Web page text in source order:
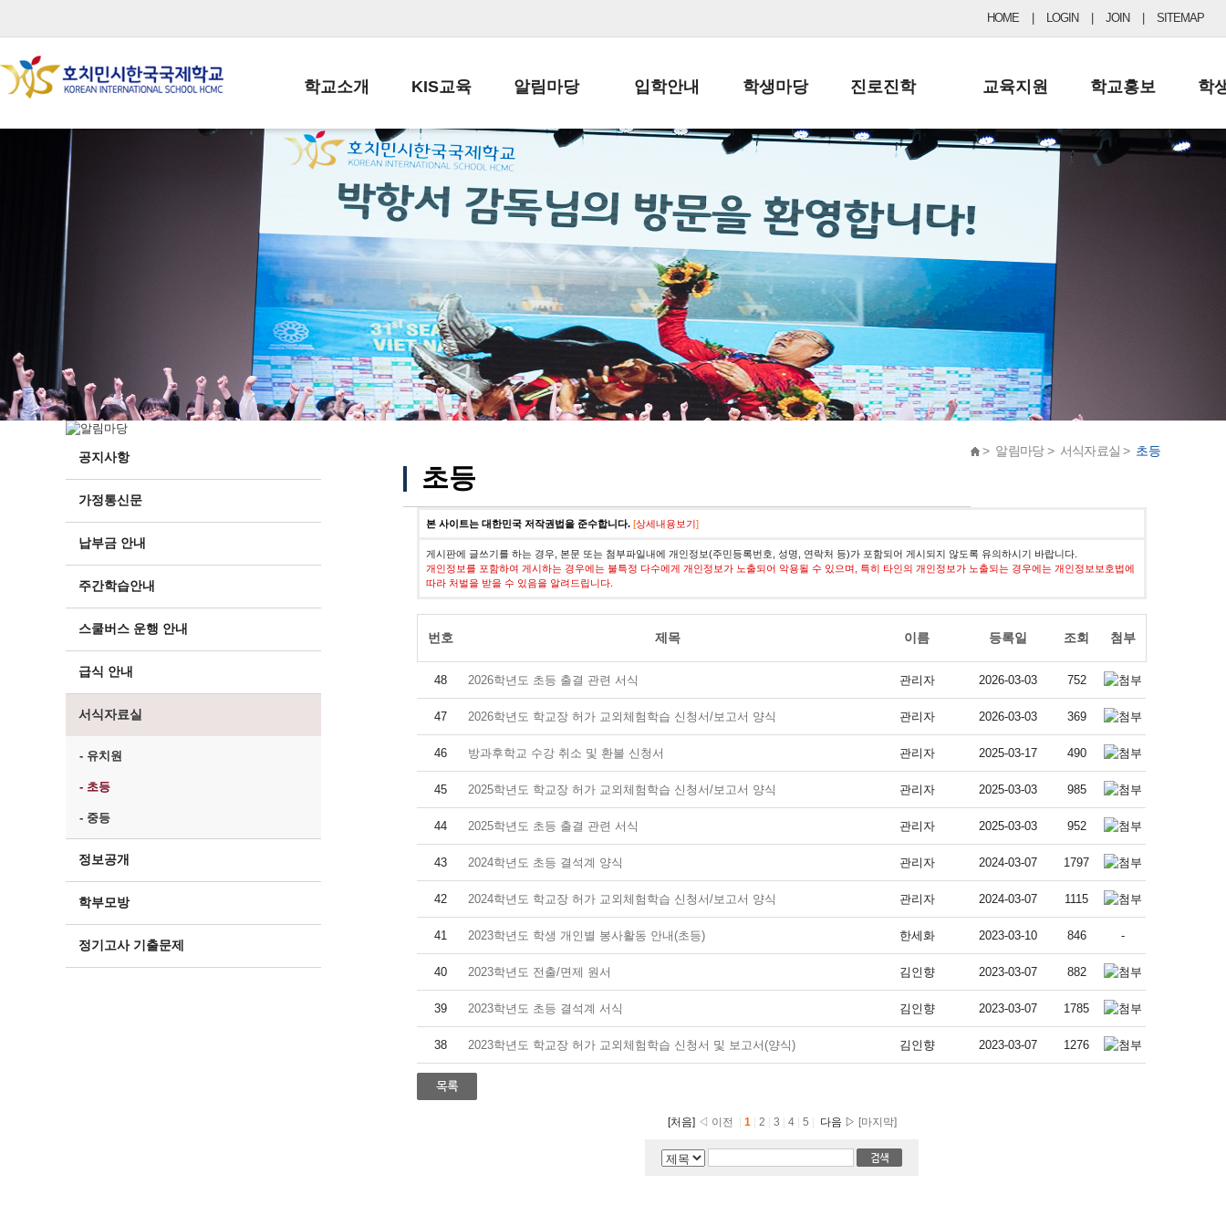
HOME LOGIN JOIN SITEMAP
학교소개
학교장인사말
학교상징
학교연혁
교직원현황
학생현황
위치/전화
전경사진
KIS교육
교육목표
학사일정
일과시간표
성과평가자료
알림마당
공지사항
납부금 안내
스쿨버스 운행 안내
급식안내
서식자료실
학부모방
정기고사 기출문제
입학안내
전-편입 서류양식
입학금/수업료
교복구입안내
학생마당
학생생활규정
학교신문
자율진로동아리
유초등 소식지
진로진학
공지사항 및 입시자료
드림레터
교육지원
행정실
학교운영위원회
학교건축기금
학교홍보
보도자료
학
공지사항
가정통신문
납부금 안내
주간학습안내
스쿨버스 운행 안내
급식 안내
서식자료실
- 유치원
- 초등
- 중등
정보공개
학부모방
정기고사 기출문제
> 알림마당 > 서식자료실 > 초등
초등
본 사이트는 대한민국 저작권법을 준수합니다. [상세내용보기]
게시판에 글쓰기를 하는 경우, 본문 또는 첨부파일내에 개인정보(주민등록번호, 성명, 연락처 등)가 포함되어 게시되지 않도록 유의하시기 바랍니다.
개인정보를 포함하여 게시하는 경우에는 불특정 다수에게 개인정보가 노출되어 악용될 수 있으며, 특히 타인의 개인정보가 노출되는 경우에는 개인정보보호법에
따라 처벌을 받을 수 있음을 알려드립니다.
번호 제목 이름 등록일 조회 첨부
48 2026학년도 초등 출결 관련 서식 관리자 2026-03-03 752
47 2026학년도 학교장 허가 교외체험학습 신청서/보고서 양식 관리자 2026-03-03 369
46 방과후학교 수강 취소 및 환불 신청서 관리자 2025-03-17 490
45 2025학년도 학교장 허가 교외체험학습 신청서/보고서 양식 관리자 2025-03-03 985
44 2025학년도 초등 출결 관련 서식 관리자 2025-03-03 952
43 2024학년도 초등 결석계 양식 관리자 2024-03-07 1797
42 2024학년도 학교장 허가 교외체험학습 신청서/보고서 양식 관리자 2024-03-07 1115
41 2023학년도 학생 개인별 봉사활동 안내(초등) 한세화 2023-03-10 846 -
40 2023학년도 전출/면제 원서 김인향 2023-03-07 882
39 2023학년도 초등 결석계 서식 김인향 2023-03-07 1785
38 2023학년도 학교장 허가 교외체험학습 신청서 및 보고서(양식) 김인향 2023-03-07 1276
[처음] ◁ 이전 1 2 3 4 5 다음 ▷ [마지막]